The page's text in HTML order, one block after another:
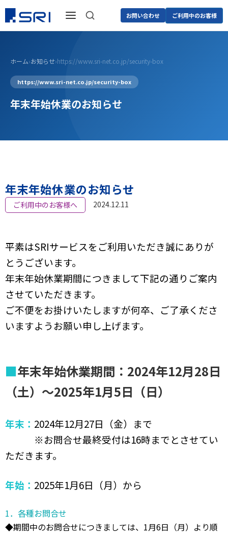
お問い合わせ ご利用中のお客様
ホーム›お知らせ›https://www.sri-net.co.jp/security-box
https://www.sri-net.co.jp/security-box
年末年始休業のお知らせ
年末年始休業のお知らせ
ご利用中のお客様へ 2024.12.11
平素はSRIサービスをご利用いただき誠にありが
とうございます。
年末年始休業期間につきまして下記の通りご案内
させていただきます。
ご不便をお掛けいたしますが何卒、ご了承くださ
いますようお願い申し上げます。
■年末年始休業期間：2024年12月28日
（土）～2025年1月5日（日）
年末： 2024年12月27日（金）まで
※お問合せ最終受付は16時までとさせてい
ただきます。
年始： 2025年1月6日（月）から
1．各種お問合せ
◆期間中のお問合せにつきましては、1月6日（月）より順